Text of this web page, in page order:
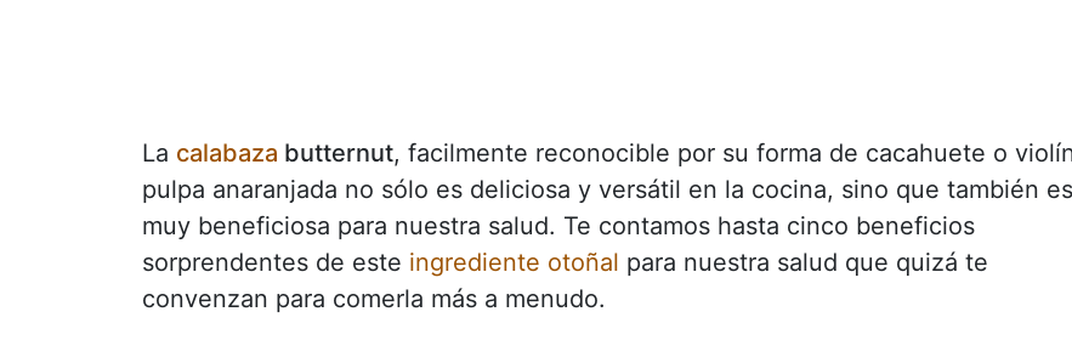
La calabaza butternut, facilmente reconocible por su forma de cacahuete o
pulpa anaranjada no sólo es deliciosa y versátil en la cocina, sino que también es
muy beneficiosa para nuestra salud. Te contamos hasta cinco beneficios
sorprendentes de este ingrediente otoñal para nuestra salud que quizá te
convenzan para comerla más a menudo.